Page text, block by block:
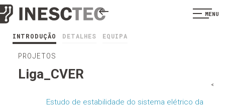
MENU
INTRODUÇÃO DETALHES EQUIPA
PROJETOS
Liga_CVER
Estudo de estabilidade do sistema elétrico da
<